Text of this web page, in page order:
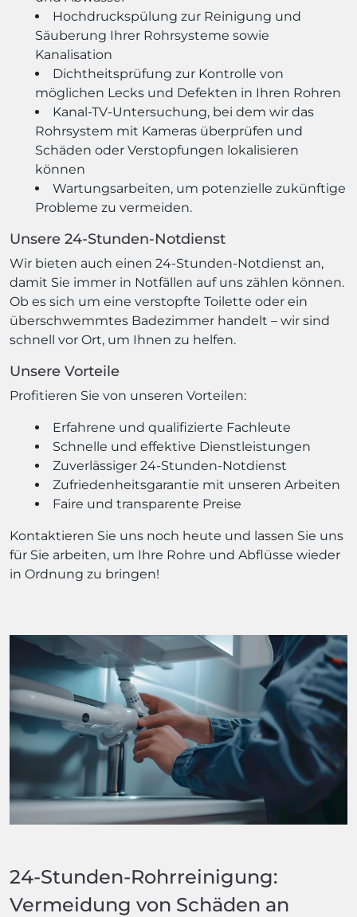
Hochdruckspülung zur Reinigung und
Säuberung Ihrer Rohrsysteme sowie
Kanalisation
Dichtheitsprüfung zur Kontrolle von
möglichen Lecks und Defekten in Ihren Rohren
Kanal-TV-Untersuchung, bei dem wir das
Rohrsystem mit Kameras überprüfen und
Schäden oder Verstopfungen lokalisieren
können
Wartungsarbeiten, um potenzielle zukünftige
Probleme zu vermeiden.
Unsere 24-Stunden-Notdienst
Wir bieten auch einen 24-Stunden-Notdienst an,
damit Sie immer in Notfällen auf uns zählen können.
Ob es sich um eine verstopfte Toilette oder ein
überschwemmtes Badezimmer handelt – wir sind
schnell vor Ort, um Ihnen zu helfen.
Unsere Vorteile
Profitieren Sie von unseren Vorteilen:
Erfahrene und qualifizierte Fachleute
Schnelle und effektive Dienstleistungen
Zuverlässiger 24-Stunden-Notdienst
Zufriedenheitsgarantie mit unseren Arbeiten
Faire und transparente Preise
Kontaktieren Sie uns noch heute und lassen Sie uns
für Sie arbeiten, um Ihre Rohre und Abflüsse wieder
in Ordnung zu bringen!
24-Stunden-Rohrreinigung:
Vermeidung von Schäden an